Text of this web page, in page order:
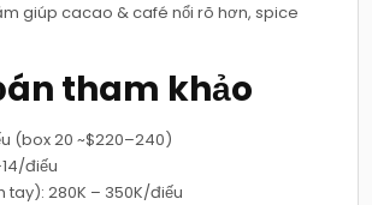
giúp cacao & café nổi rõ hơn, spice
tham khảo
(box 20 ~$220–240)
điếu
tay): 280K – 350K/điếu